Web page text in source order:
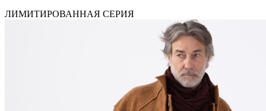
ЛИМИТИРОВАННАЯ СЕРИЯ